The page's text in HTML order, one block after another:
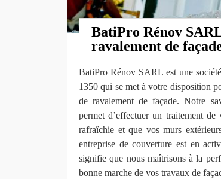
BatiPro Rénov
ravalement de
BatiPro Rénov SARL est une
1350 qui se met à votre disposition
de ravalement de façade. Notre
permet d’effectuer un traitement
rafraîchie et que vos murs
entreprise de couverture est en
signifie que nous maîtrisons à la
bonne marche de vos travaux de